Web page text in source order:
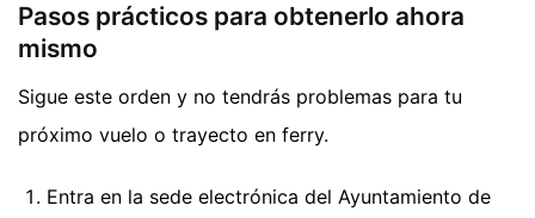
Pasos prácticos para obtenerlo ahora
mismo
Sigue este orden y no tendrás problemas para tu
próximo vuelo o trayecto en ferry.
Entra en la sede electrónica del Ayuntamiento de